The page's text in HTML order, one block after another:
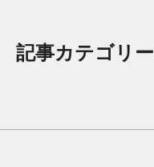
記事カテゴリー